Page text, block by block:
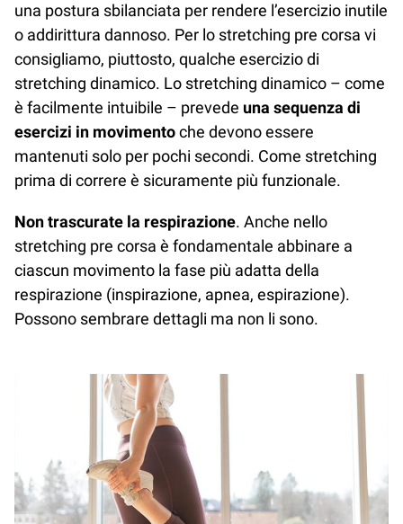
una postura sbilanciata per rendere l’esercizio inutile
o addirittura dannoso. Per lo stretching pre corsa vi
consigliamo, piuttosto, qualche esercizio di
stretching dinamico. Lo stretching dinamico – come
è facilmente intuibile – prevede una sequenza di
esercizi in movimentoche devono essere
mantenuti solo per pochi secondi. Come stretching
prima di correre è sicuramente più funzionale.
Non trascurate la respirazione. Anche nello
stretching pre corsa è fondamentale abbinare a
ciascun movimento la fase più adatta della
respirazione (inspirazione, apnea, espirazione).
Possono sembrare dettagli ma non li sono.